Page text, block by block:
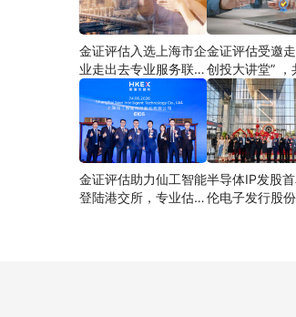
金证评估入选上海市企
业走出去专业服务联
盟，立足价值管理打造
企业出海服务矩阵
金证评估受邀
创投大讲堂” ，
资评估合规与
估值实践
金证评估助力仙工智能
登陆港交所，专业估值
半导体IP发股
伦电子发行股